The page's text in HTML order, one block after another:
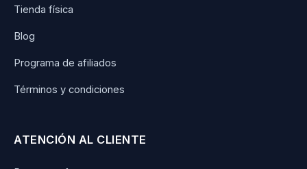
Tienda física
Blog
Programa de afiliados
Términos y condiciones
ATENCIÓN AL CLIENTE